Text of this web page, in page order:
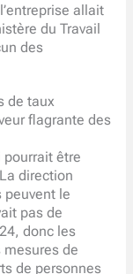
allait
du Travail
des
de taux
flagrante des
être
direction
peuvent le
pas de
donc les
de
de personnes